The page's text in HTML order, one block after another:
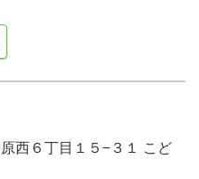
西６丁目１５−３１ こど